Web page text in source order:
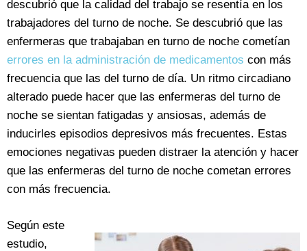
descubrió que la calidad del trabajo se resentía en los
trabajadores del turno de noche. Se descubrió que las
enfermeras que trabajaban en turno de noche cometían
errores en la administración de medicamentos con más
frecuencia que las del turno de día. Un ritmo circadiano
alterado puede hacer que las enfermeras del turno de
noche se sientan fatigadas y ansiosas, además de
inducirles episodios depresivos más frecuentes. Estas
emociones negativas pueden distraer la atención y hacer
que las enfermeras del turno de noche cometan errores
con más frecuencia.
Según este
estudio,